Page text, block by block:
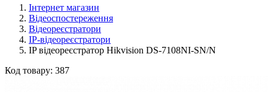
Інтернет магазин
Відеоспостереження
Відеореєстратори
IP-відеореєстратори
IP відеореєстратор Hikvision DS-7108NI-SN/N
Код товару: 387